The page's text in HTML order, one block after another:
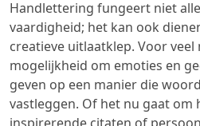
Handlettering fungeert niet
vaardigheid; het kan ook
creatieve uitlaatklep. Voor
mogelijkheid om emoties en
geven op een manier die
vastleggen. Of het nu gaat om